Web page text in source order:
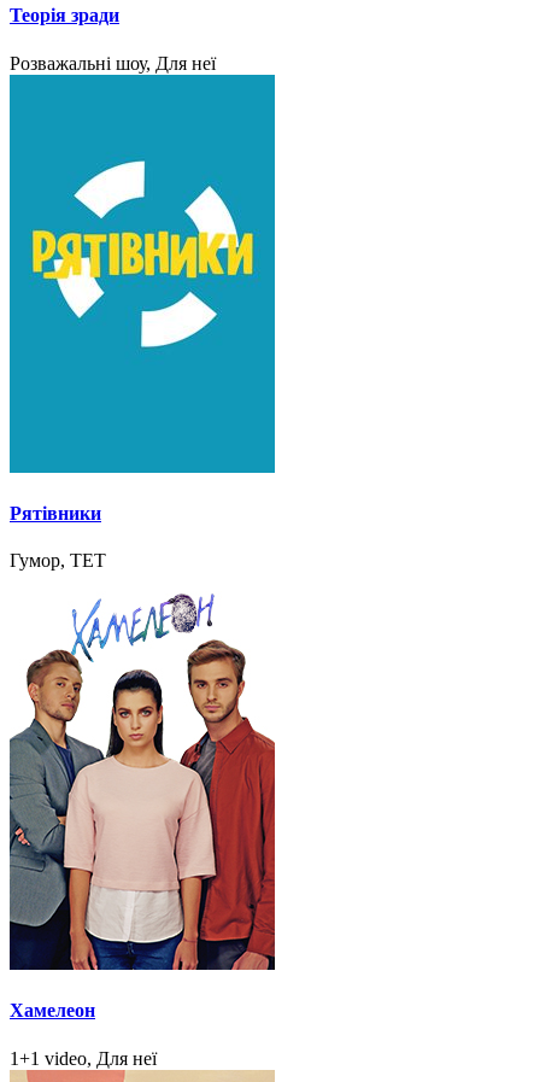
Теорія зради
Розважальні шоу, Для неї
Рятівники
Гумор, ТЕТ
Хамелеон
1+1 video, Для неї